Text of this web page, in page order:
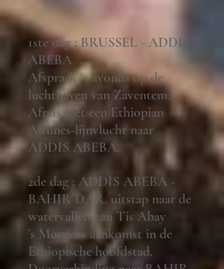
1ste dag : BRUSSEL - ADDIS
ABEBA
Afspraak ‘s avonds op de
luchthaven van Zaventem.
Afreis met een Ethiopian
Airlines-lijnvlucht naar
ADDIS ABEBA.
2de dag : ADDIS ABEBA -
BAHIR DAR, uitstap naar de
watervallen van Tis Abay
’s Morgens aankomst in de
Ethiopische hoofdstad.